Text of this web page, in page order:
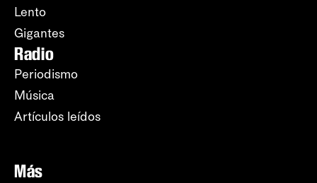
Lento
Gigantes
Radio
Periodismo
Música
Artículos leídos
Más